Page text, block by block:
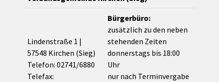
Lindenstraße 1 |
57548 Kirchen (Sieg)
Telefon: 02741/6880
Telefax:
Bürgerbüro:
zusätzlich zu den neben
stehenden Zeiten
donnerstags bis 18:00
Uhr
nur nach Terminvergabe